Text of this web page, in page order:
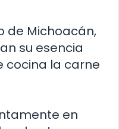
de Michoacán,
su esencia
cocina la carne
en